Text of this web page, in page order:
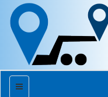
منو